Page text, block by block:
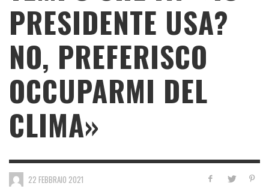
PRESIDENTE USA?
NO, PREFERISCO
OCCUPARMI DEL
CLIMA»
22 FEBBRAIO 2021